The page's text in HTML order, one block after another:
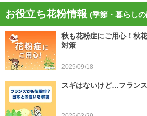
2026/04/21
今日21日は黄砂が広く飛
に注意 症状悪化や洗濯物
2026/04/21
スギ、ヒノキ花粉シーズ
お役立ち花粉情報 (季節・暮らし
秋も花粉症にご用心！秋
対策
2025/09/18
スギはないけど…フラン